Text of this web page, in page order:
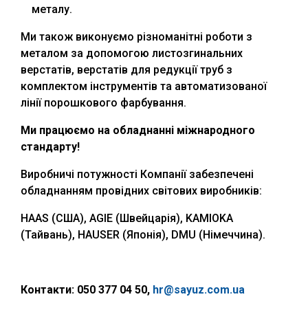
металу.
Ми також виконуємо різноманітні роботи з
металом за допомогою листозгинальних
верстатів, верстатів для редукції труб з
комплектом інструментів та автоматизованої
лінії порошкового фарбування.
Ми працюємо на обладнанні міжнародного
стандарту!
Виробничі потужності Компанії забезпечені
обладнанням провідних світових виробників:
HAAS (США), AGIE (Швейцарія), KAMIOKA
(Тайвань), HAUSER (Японія), DMU (Німеччина).
Контакти: 050 377 04 50, hr@sayuz.com.ua